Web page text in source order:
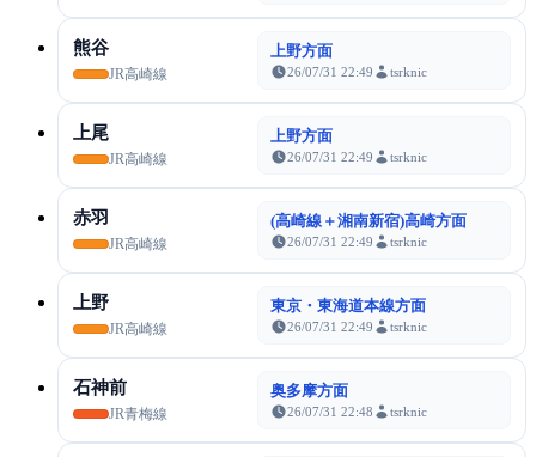
熊谷
JR高崎線
上野方面
26/07/31 22:49 tsrknic
上尾
JR高崎線
上野方面
26/07/31 22:49 tsrknic
赤羽
JR高崎線
(高崎線＋湘南新宿)高崎方面
26/07/31 22:49 tsrknic
上野
JR高崎線
東京・東海道本線方面
26/07/31 22:49 tsrknic
石神前
JR青梅線
奥多摩方面
26/07/31 22:48 tsrknic